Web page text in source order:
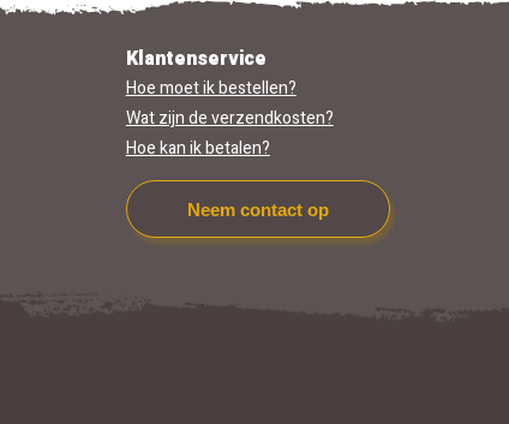
Klantenservice
Hoe moet ik bestellen?
Wat zijn de verzendkosten?
Hoe kan ik betalen?
Neem contact op